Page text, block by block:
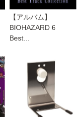
【アルバム】
BIOHAZARD 6
Best...